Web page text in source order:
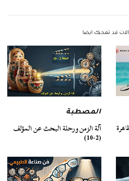
قد تعجبك ايضا
المصطبة
آلة الزمن ورحلة البحث عن المؤلف
(2-10)